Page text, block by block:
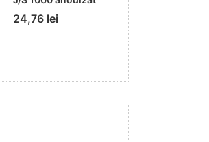
24,76 lei